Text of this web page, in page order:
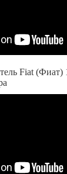
Fiat (Фиат)